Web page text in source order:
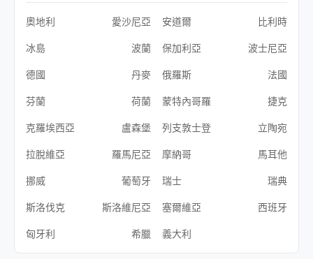
奧地利 愛沙尼亞 安道爾 比利時
冰島 波蘭 保加利亞 波士尼亞
德國 丹麥 俄羅斯 法國
芬蘭 荷蘭 蒙特內哥羅 捷克
克羅埃西亞 盧森堡 列支敦士登 立陶宛
拉脫維亞 羅馬尼亞 摩納哥 馬耳他
挪威 葡萄牙 瑞士 瑞典
斯洛伐克 斯洛維尼亞 塞爾維亞 西班牙
匈牙利 希臘 義大利